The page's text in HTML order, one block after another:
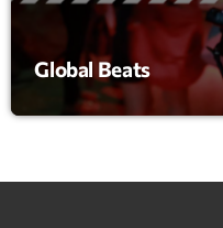
News CRL
Politics
Radar
Global Beats